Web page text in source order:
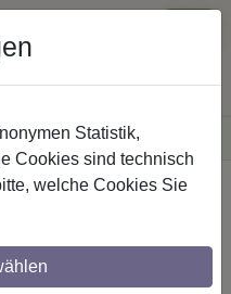
innerhalb Deutschlands
Aluminium / Metall
aus
Statistik,
Cookies sind technisch
welche Cookies Sie